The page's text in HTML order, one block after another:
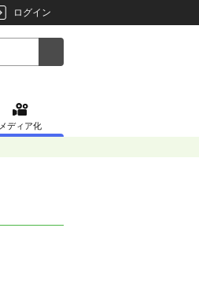
ログイン
メディア化